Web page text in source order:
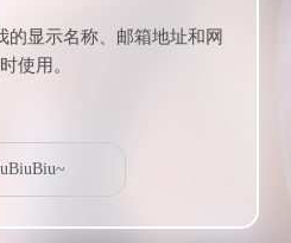
的显示名称、邮箱地址和网
使用。